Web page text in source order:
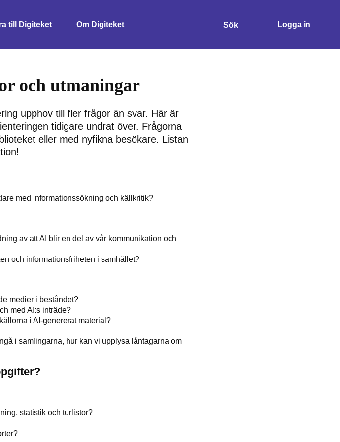
till Digiteket Om Digiteket Sök Logga in
och utmaningar
upphov till fler frågor än svar. Här är
tidigare undrat över. Frågorna
eller med nyfikna besökare. Listan
med informationssökning och källkritik?
av att AI blir en del av vår kommunikation och
och informationsfriheten i samhället?
medier i beståndet?
med AI:s inträde?
i AI-genererat material?
i samlingarna, hur kan vi upplysa låntagarna om
statistik och turlistor?